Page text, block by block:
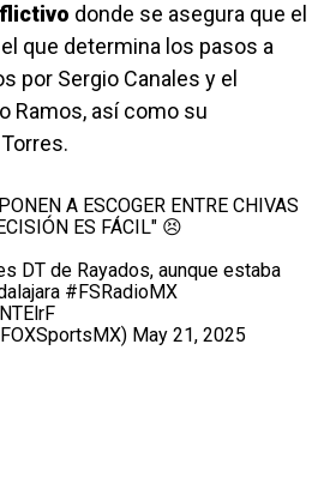
donde se asegura que el
que determina los pasos a
por Sergio Canales y el
Ramos, así como su
A ESCOGER ENTRE CHIVAS
ES FÁCIL" 😣
DT de Rayados, aunque estaba
#FSRadioMX
May 21, 2025